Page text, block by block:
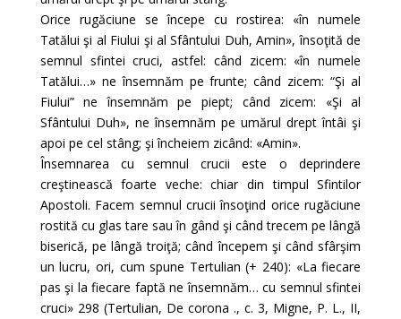
Orice rugăciune se începe cu rostirea: «în numele
Tatălui şi al Fiului şi al Sfântului Duh, Amin», însoţită de
semnul sfintei cruci, astfel: când zicem: «în numele
Tatălui…» ne însemnăm pe frunte; când zicem: “Şi al
Fiului” ne însemnăm pe piept; când zicem: «Şi al
Sfântului Duh», ne însemnăm pe umărul drept întâi şi
apoi pe cel stâng; şi încheiem zicând: «Amin».
Însemnarea cu semnul crucii este o deprindere
creştinească foarte veche: chiar din timpul Sfintilor
Apostoli. Facem semnul crucii însoţind orice rugăciune
rostită cu glas tare sau în gând şi când trecem pe lângă
biserică, pe lângă troiţă; când începem şi când sfârşim
un lucru, ori, cum spune Tertulian (+ 240): «La fiecare
pas şi la fiecare faptă ne însemnăm… cu semnul sfintei
cruci» 298 (Tertulian, De corona ., c. 3, Migne, P. L., II,